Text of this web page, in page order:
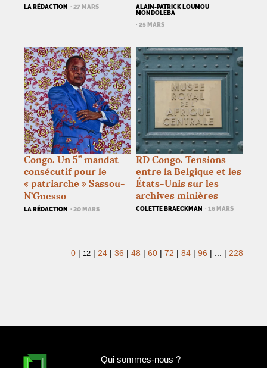
LA RÉDACTION · 27 MARS
ALAIN-PATRICK LOUMOU
MONDOLEBA
· 25 MARS
Congo. Un 5e mandat
consécutif pour le
« patriarche » Sassou-
N’Guesso
LA RÉDACTION · 20 MARS
RD Congo. Tensions
entre la Belgique et les
États-Unis sur les
archives minières
COLETTE BRAECKMAN · 16 MARS
0 | 12 | 24 | 36 | 48 | 60 | 72 | 84 | 96 | | 228
Qui sommes-nous ?